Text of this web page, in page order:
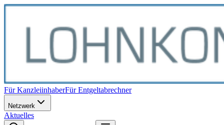
Für KanzleiinhaberFür Entgeltabrechner
Netzwerk
Aktuelles